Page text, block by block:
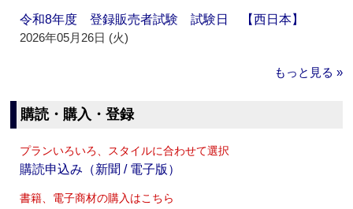
令和8年度 登録販売者試験 試験日 【西日本】
2026年05月26日 (火)
もっと見る »
購読・購入・登録
プランいろいろ、スタイルに合わせて選択
購読申込み（新聞 / 電子版）
書籍、電子商材の購入はこちら